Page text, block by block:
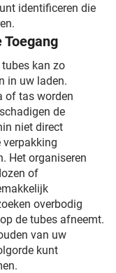
identificeren die
kan zo
in uw laden.
of tas worden
de
niet direct
verpakking
Het organiseren
of
overbodig
de tubes afneemt.
van uw
kunt